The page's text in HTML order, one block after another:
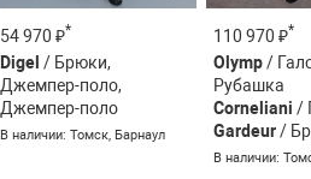
54 970 ₽*
Digel / Брюки,
Джемпер-поло,
Джемпер-поло
В наличии: Томск, Барнаул
110 970 ₽*
Olymp/
Рубашка
Corneliani /
Gardeur/
В наличии: